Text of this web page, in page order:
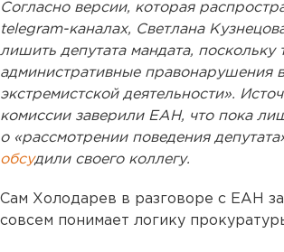
Согласно версии, которая
telegram-каналах, Светлана
лишить депутата мандата, поскольку
административные правонарушения
экстремистской деятельности».
комиссии заверили ЕАН, что пока
о «рассмотрении поведения
обсудили своего коллегу.
Сам Холодарев в разговоре с ЕАН
совсем понимает логику